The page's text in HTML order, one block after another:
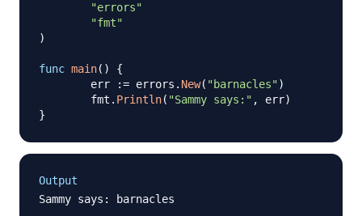
"errors"
"fmt"
)
func main( )
{
	err
:= errors . New( "barnacles")
	fmt
. Println( "Sammy says:" , err)
}
Output